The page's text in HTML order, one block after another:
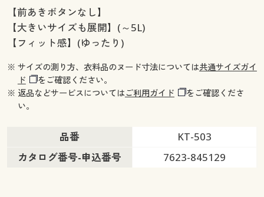
【前あきボタンなし】
【大きいサイズも展開】(～5L)
【フィット感】(ゆったり)
※ サイズの測り方、衣料品のヌード寸法については共通サイズガイ
ド
をご確認ください。
※ 返品などサービスについてはご利用ガイド
をご確認くださ
い。
品番
KT-503
カタログ番号-申込番号
7623-845129